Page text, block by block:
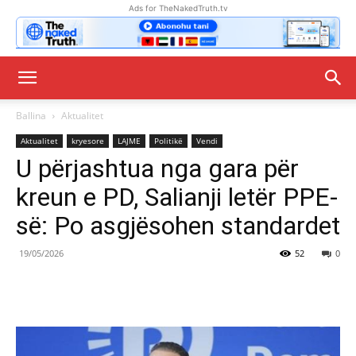
Ads for TheNakedTruth.tv
Ballina Aktualitet
Aktualitet kryesore LAJME Politikë Vendi
U përjashtua nga gara për
kreun e PD, Salianji letër PPE-
së: Po asgjësohen standardet
19/05/2026 0
52